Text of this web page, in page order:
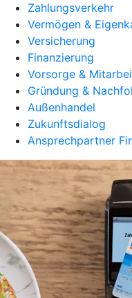
Zahlungsverkehr
Vermögen &
Versicherung
Finanzierung
Vorsorge &
Gründung &
Außenhandel
Zukunftsdialog
Ansprechpartner